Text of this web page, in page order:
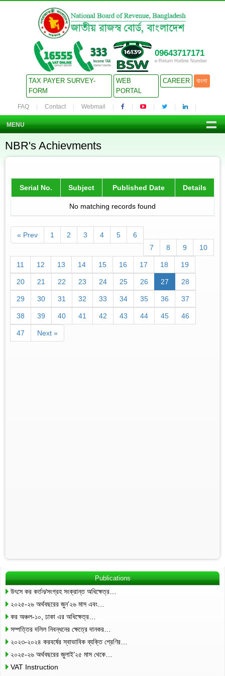
09643717171
e-Return Hotline Number
TAX PAYER SURVEY-
FORM
WEB
PORTAL
CAREER বাংলা
FAQ Contact Webmail
MENU
NBR's Achievments
Serial No. Subject Published Date Details
No matching records found
« Prev 1 2 3 4 5
6
7
8 9 10
11 12 13 14 15 16 17 18 19
20 21 22 23 24 25 26 27 28
29 30 31 32 33 34 35 36 37
38 39 40 41 42 43 44 45 46
47 Next »
Publications
উৎসে কর কর্তন/সংগ্রহ সংক্রান্ত অধিক্ষেত্র…
২০২৫-২৬ অর্থবছরের জুন’২৬ মাস এবং…
কর অঞ্চল-১০, ঢাকা এর অধিক্ষেত্র…
সম্পত্তির দলিল নিবন্ধনের ক্ষেত্রে দানকর…
২০২৩-২০২৪ করবর্ষের স্বাভাবিক ব্যক্তি শ্রেণির…
২০২৫-২৬ অর্থবছরের জুলাই’২৫ মাস থেকে…
VAT Instruction